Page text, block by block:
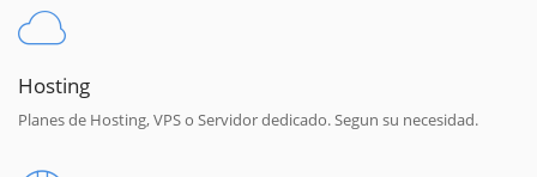
Hosting
Planes de Hosting, VPS o Servidor dedicado. Segun su necesidad.